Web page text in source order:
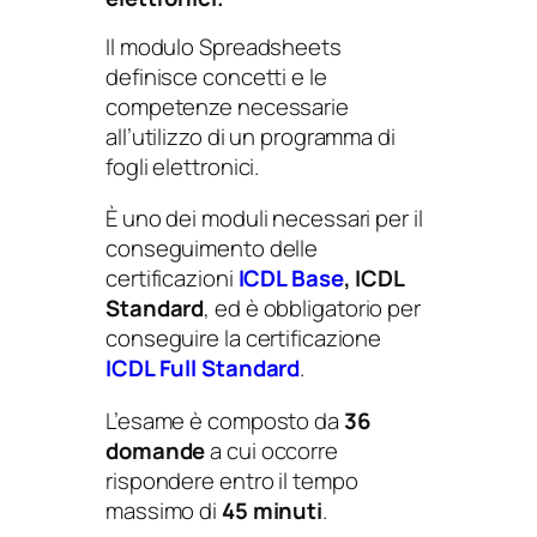
Il modulo Spreadsheets
definisce concetti e le
competenze necessarie
all’utilizzo di un programma di
fogli elettronici.
È uno dei moduli necessari per il
conseguimento delle
certificazioni ICDL Base, ICDL
Standard, ed è obbligatorio per
conseguire la certificazione
ICDL Full Standard.
L’esame è composto da 36
domandea cui occorre
rispondere entro il tempo
massimo di 45 minuti.